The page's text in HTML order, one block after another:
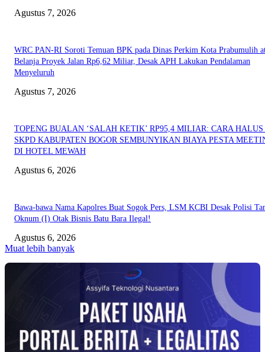
Agustus 7, 2026
WRC PAN-RI Soroti Temuan BPK pada Dinas Perkim Kota Prabumulih
Belanja Proyek Jalan Rp6,62 Miliar, Desak APH Lakukan Pendalaman
Menyeluruh
Agustus 7, 2026
TOPENG BUALAN ‘SALAH KETIK’ RP95,4 MILIAR: CARA HALUS
SKPD KABUPATEN BOGOR SEMBUNYIKAN BIAYA PESTA
DI HOTEL MEWAH
Agustus 6, 2026
Bawa-bawa Nama Kapolres Buat Sogok Pers, LSM KCBI Desak Polisi
Oknum (I) Otak Bisnis Batu Bara Ilegal!
Agustus 6, 2026
Muat lebih banyak